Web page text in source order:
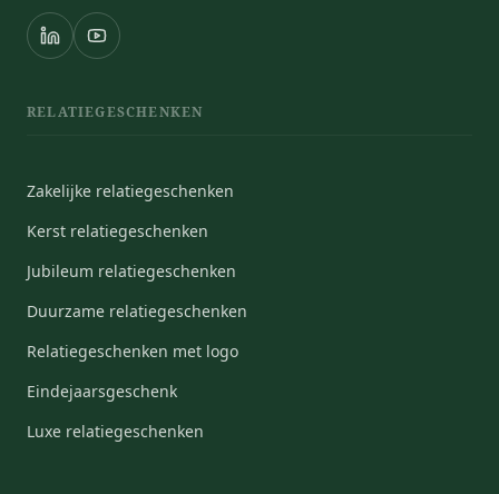
RELATIEGESCHENKEN
Zakelijke relatiegeschenken
Kerst relatiegeschenken
Jubileum relatiegeschenken
Duurzame relatiegeschenken
Relatiegeschenken met logo
Eindejaarsgeschenk
Luxe relatiegeschenken